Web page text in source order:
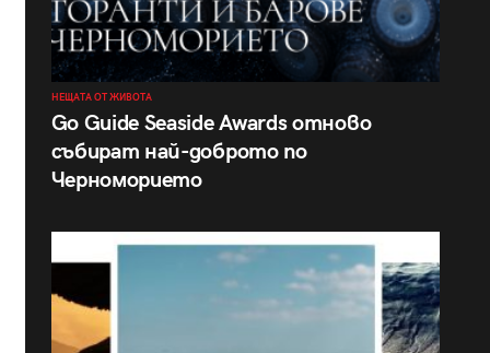
НЕЩАТА ОТ ЖИВОТА
Go Guide Seaside Awards отново
събират най-доброто по
Черноморието